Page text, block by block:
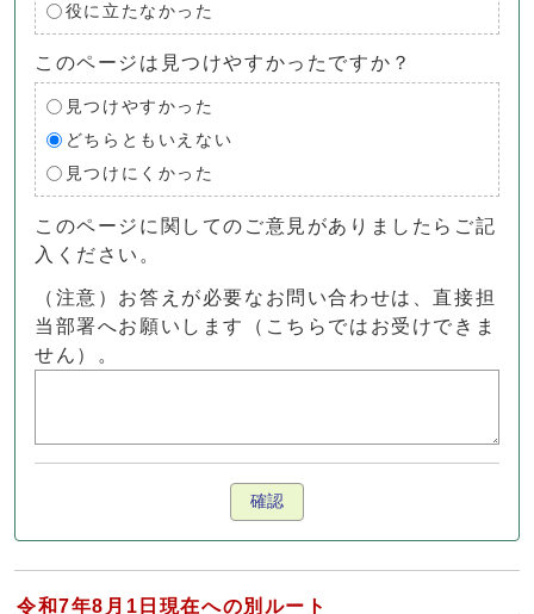
役に立たなかった
このページは見つけやすかったですか？
見つけやすかった
どちらともいえない
見つけにくかった
このページに関してのご意見がありましたらご記
入ください。
（注意）お答えが必要なお問い合わせは、直接担
当部署へお願いします（こちらではお受けできま
せん）。
確認
令和7年8月1日現在への別ルート